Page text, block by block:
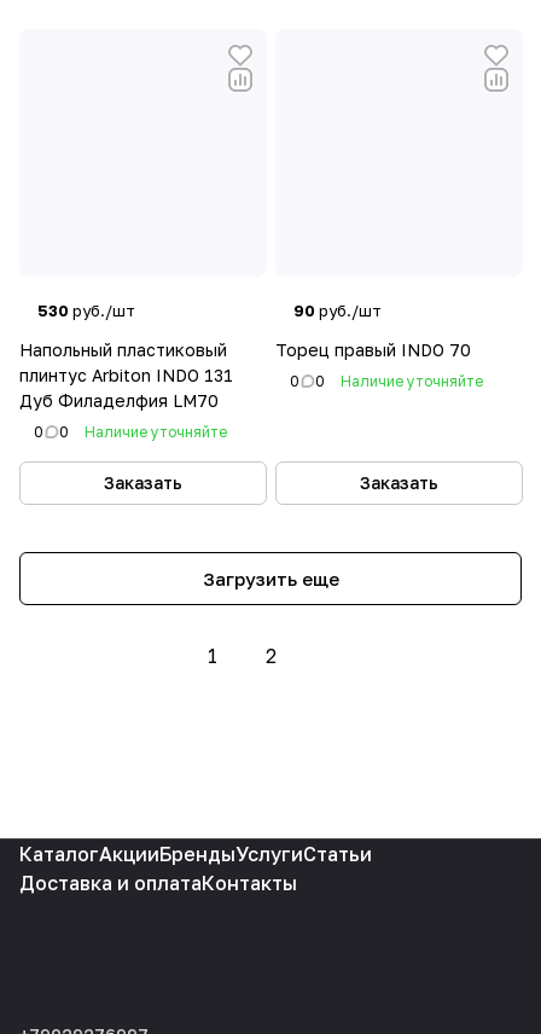
530 руб./шт
Напольный пластиковый
плинтус Arbiton INDO 131
Дуб Филаделфия LM70
0 0 Наличие уточняйте
Заказать
90 руб./шт
Торец правый INDO 70
0 0 Наличие уточняйте
Заказать
Загрузить еще
1 2
КаталогАкцииБрендыУслугиСтатьи
Доставка и оплатаКонтакты